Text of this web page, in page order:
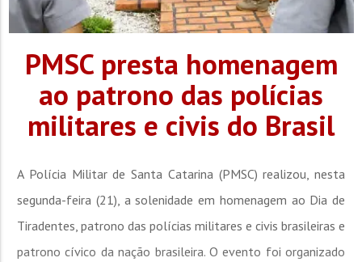
PMSC presta homenagem
ao patrono das polícias
militares e civis do Brasil
A Polícia Militar de Santa Catarina (PMSC) realizou, nesta
segunda-feira (21), a solenidade em homenagem ao Dia de
Tiradentes, patrono das polícias militares e civis brasileiras e
patrono cívico da nação brasileira. O evento foi organizado